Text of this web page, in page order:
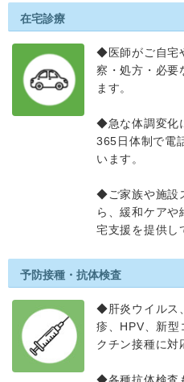
在宅診療
◆医師がご自宅
察・処方・必要
ます。
◆急な体調変化
365日体制で電
います。
◆ご家族や施設
ら、緩和ケアや
宅支援を提供し
予防接種・抗体検査
◆肝炎ウイルス
疹、HPV、新型
クチン接種に対